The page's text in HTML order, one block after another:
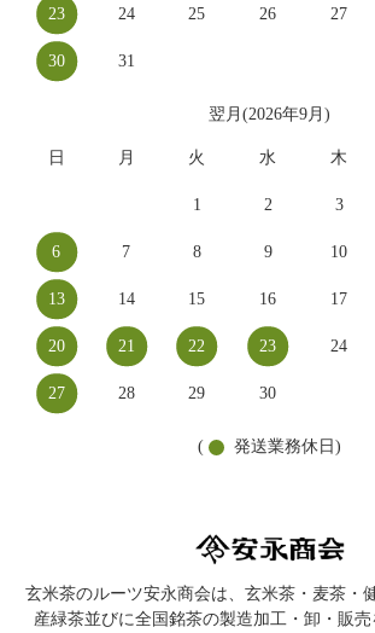
23 24 25 26 27
30 31
翌月(2026年9月)
日 月 火 水 木
1 2 3
6 7 8 9 10
13 14 15 16 17
20 21 22 23 24
27 28 29 30
( 発送業務休日)
玄米茶のルーツ安永商会は、玄米茶・麦茶・
産緑茶並びに全国銘茶の製造加工・卸・販売